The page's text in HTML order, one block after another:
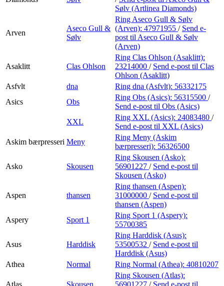
Sølv (Artlinea Diamonds)
Arven
Aseco Gull &
Sølv
Ring Aseco Gull & Sølv
(Arven): 47971955 / Send e-
post til Aseco Gull & Sølv
(Arven)
Asaklitt Clas Ohlson
Ring Clas Ohlson (Asaklitt):
23214000 / Send e-post til Clas
Ohlson (Asaklitt)
Asfvlt
dna Ring dna (Asfvlt): 56332175
Asics
Obs
Ring Obs (Asics): 56315500 /
Send e-post til Obs (Asics)
XXL
Ring XXL (Asics): 24083480 /
Send e-post til XXL (Asics)
Askim bærpresseri Meny
Ring Meny (Askim
bærpresseri): 56326500
Asko Skousen
Ring Skousen (Asko):
56901227 / Send e-post til
Skousen (Asko)
Aspen thansen
Ring thansen (Aspen):
31000000 / Send e-post til
thansen (Aspen)
Aspery
Sport 1
Ring Sport 1 (Aspery):
55700385
Asus Harddisk
Ring Harddisk (Asus):
53500532 / Send e-post til
Harddisk (Asus)
Athea
Normal Ring Normal (Athea): 40810207
Atlas Skousen
Ring Skousen (Atlas):
56901227 / Send e-post til